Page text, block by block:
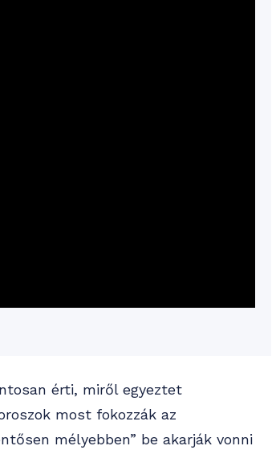
érti, miről egyeztet
most fokozzák az
mélyebben” be akarják vonni